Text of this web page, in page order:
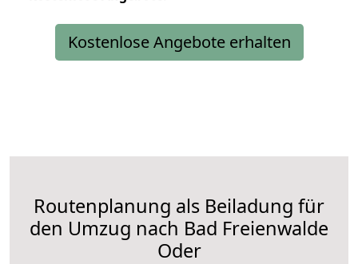
Kostenlose Angebote erhalten
Routenplanung als Beiladung für
den Umzug nach Bad Freienwalde
Oder